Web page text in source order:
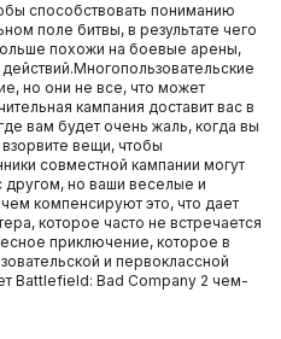
способствовать пониманию
поле битвы, в результате чего
похожи на боевые арены,
но они не все, что может
кампания доставит вас в
вам будет очень жаль, когда вы
вещи, чтобы
совместной кампании могут
другом, но ваши веселые и
компенсируют это, что дает
которое часто не встречается
приключение, которое в
и первоклассной
Battlefield: Bad Company 2 чем-